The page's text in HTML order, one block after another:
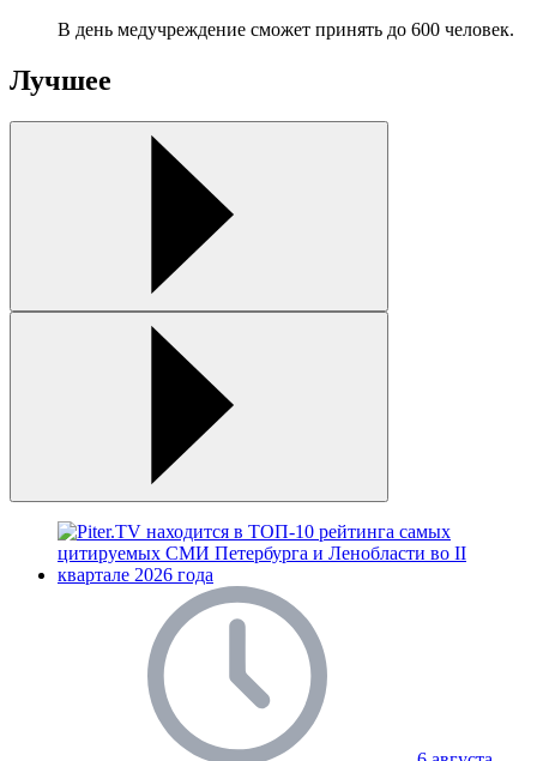
В день медучреждение сможет принять до 600 человек.
Лучшее